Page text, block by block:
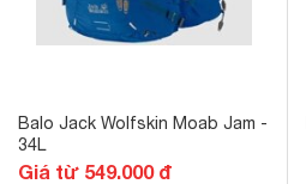
Balo Jack Wolfskin Moab Jam -
34L
Giá từ 549.000 đ